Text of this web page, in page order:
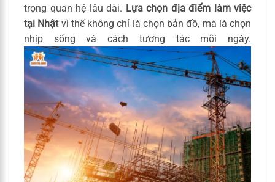
trọng quan hệ lâu dài. Lựa chọn địa điểm làm việc
tại Nhậtvì thế không chỉ là chọn bản đồ, mà là chọn
nhịp sống và cách tương tác mỗi ngày.